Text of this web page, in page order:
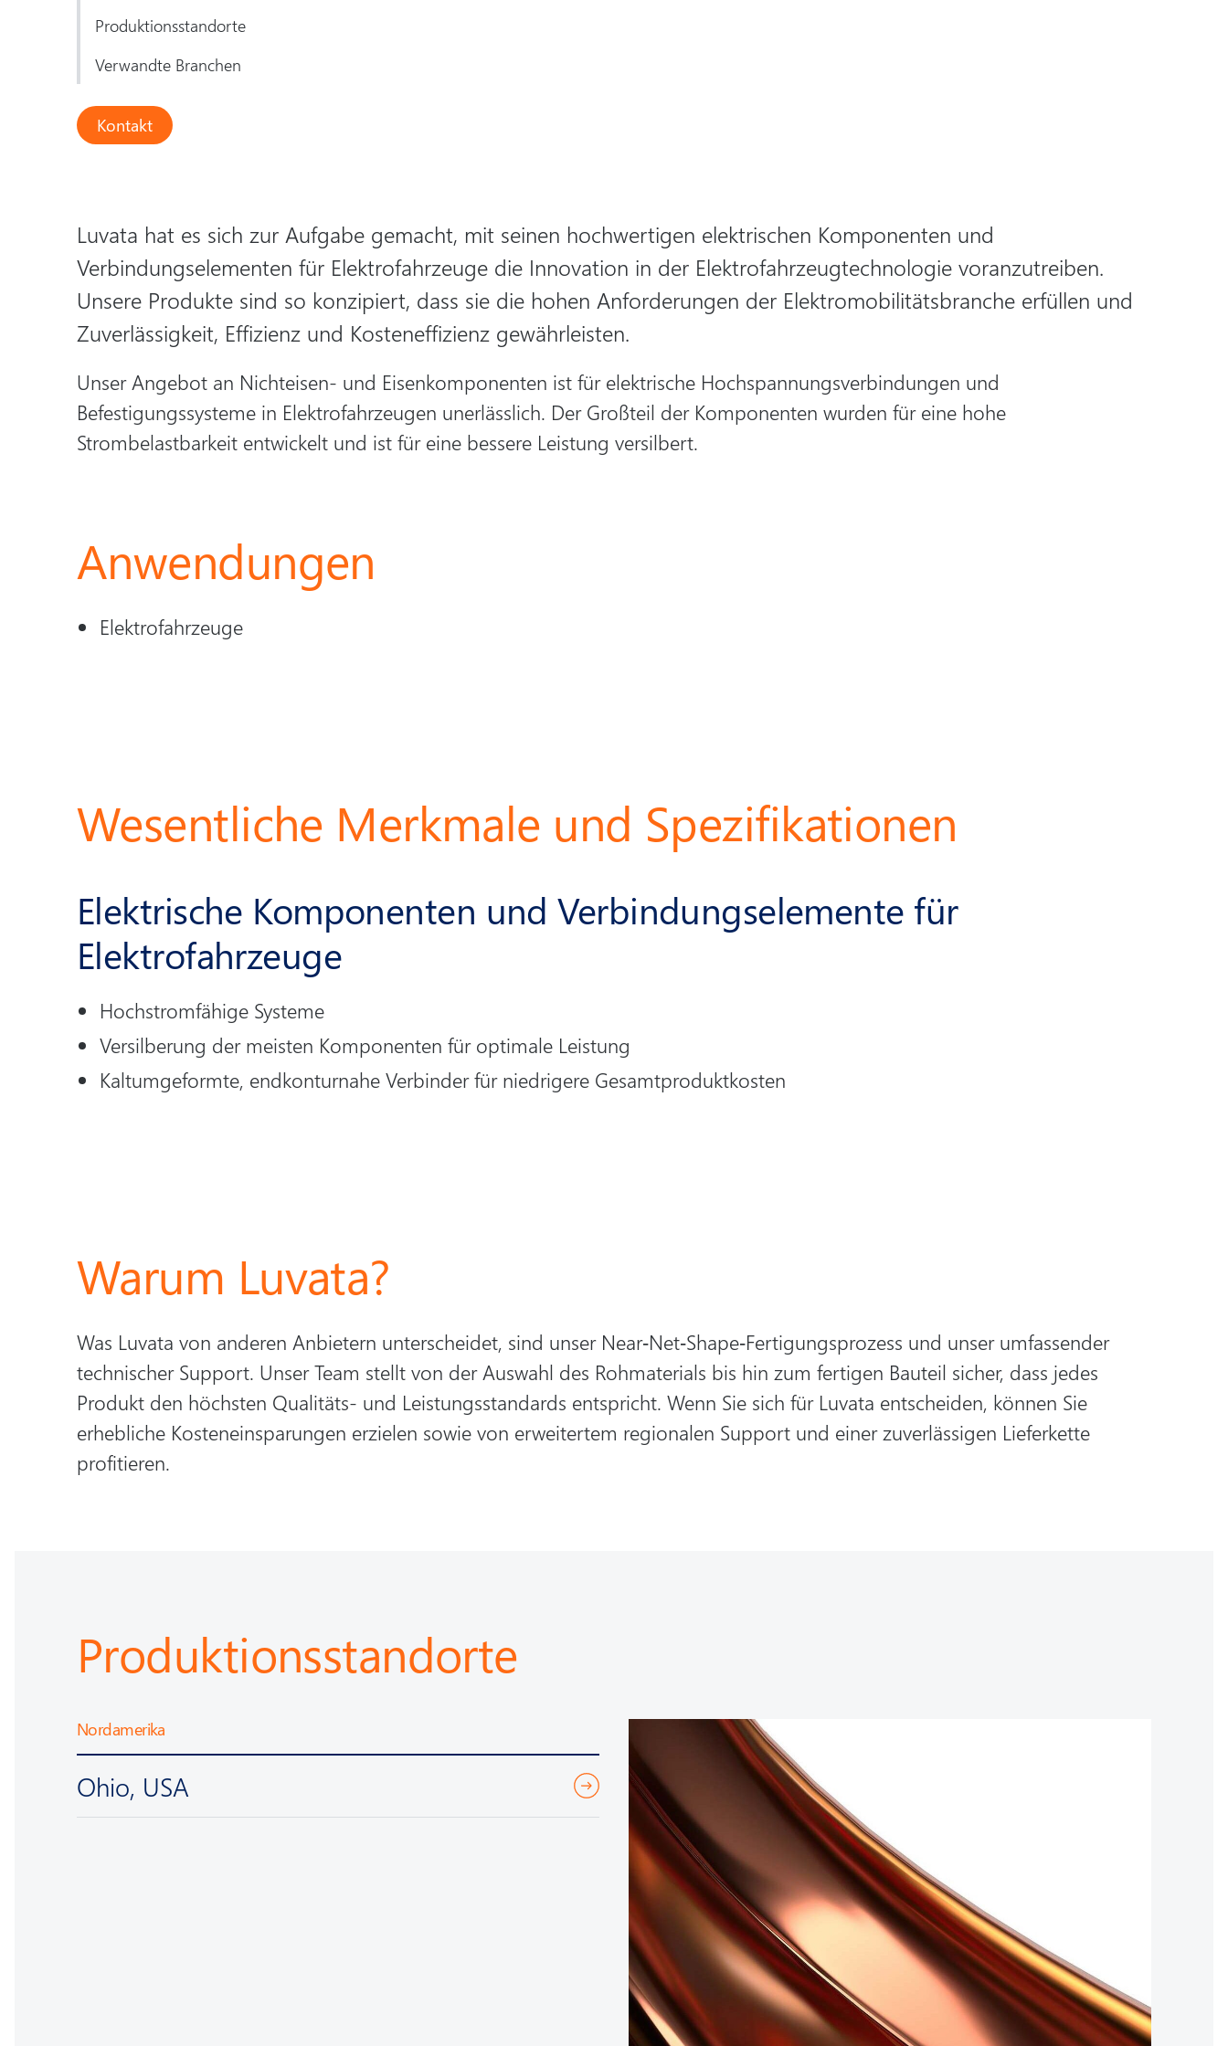
Produktionsstandorte
Verwandte Branchen
Kontakt
Luvata hat es sich zur Aufgabe gemacht, mit seinen hochwertigen elektrischen Komponenten und
Verbindungselementen für Elektrofahrzeuge die Innovation in der Elektrofahrzeugtechnologie voranzutreiben.
Unsere Produkte sind so konzipiert, dass sie die hohen Anforderungen der Elektromobilitätsbranche erfüllen und
Zuverlässigkeit, Effizienz und Kosteneffizienz gewährleisten.
Unser Angebot an Nichteisen- und Eisenkomponenten ist für elektrische Hochspannungsverbindungen und
Befestigungssysteme in Elektrofahrzeugen unerlässlich. Der Großteil der Komponenten wurden für eine hohe
Strombelastbarkeit entwickelt und ist für eine bessere Leistung versilbert.
Anwendungen
Elektrofahrzeuge
Wesentliche Merkmale und Spezifikationen
Elektrische Komponenten und Verbindungselemente für
Elektrofahrzeuge
Hochstromfähige Systeme
Versilberung der meisten Komponenten für optimale Leistung
Kaltumgeformte, endkonturnahe Verbinder für niedrigere Gesamtproduktkosten
Warum Luvata?
Was Luvata von anderen Anbietern unterscheidet, sind unser Near‑Net‑Shape‑Fertigungsprozess und unser umfassender
technischer Support. Unser Team stellt von der Auswahl des Rohmaterials bis hin zum fertigen Bauteil sicher, dass jedes
Produkt den höchsten Qualitäts- und Leistungsstandards entspricht. Wenn Sie sich für Luvata entscheiden, können Sie
erhebliche Kosteneinsparungen erzielen sowie von erweitertem regionalen Support und einer zuverlässigen Lieferkette
profitieren.
Produktionsstandorte
Nordamerika
Ohio, USA